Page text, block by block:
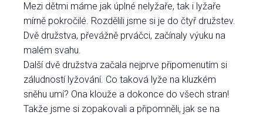
Mezi dětmi máme jak úplné nelyžaře, tak i lyžaře
mírně pokročilé. Rozdělili jsme si je do čtyř družstev.
Dvě družstva, převážně prváčci, začínaly výuku na
malém svahu.
Další dvě družstva začala nejprve připomenutím si
záludností lyžování. Co taková lyže na kluzkém
sněhu umí? Ona klouže a dokonce do všech stran!
Takže jsme si zopakovali a připomněli, jak se na